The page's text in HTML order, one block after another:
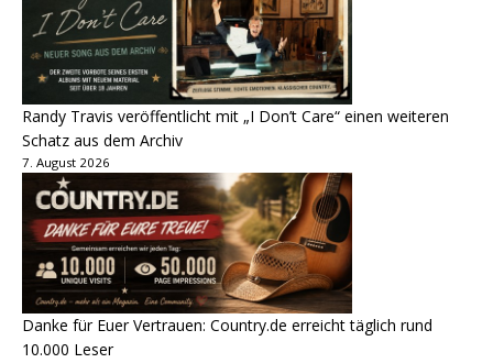
Randy Travis veröffentlicht mit „I Don’t Care“ einen weiteren
Schatz aus dem Archiv
7. August 2026
Danke für Euer Vertrauen: Country.de erreicht täglich rund
10.000 Leser